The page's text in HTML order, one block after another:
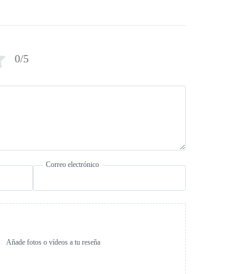
0/5
Correo electrónico
Añade fotos o vídeos a tu reseña